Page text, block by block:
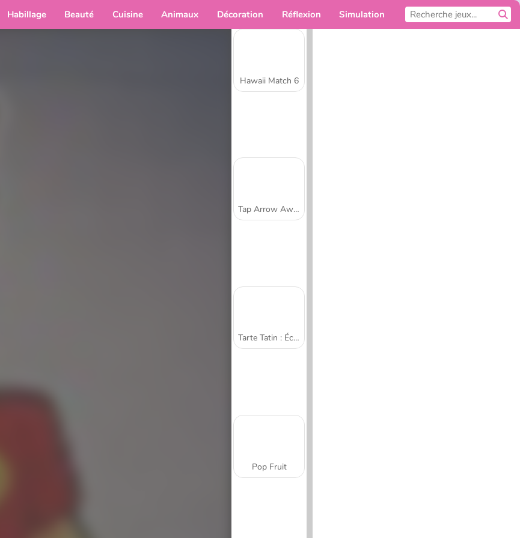
Habillage Beauté Cuisine Animaux Décoration Réflexion Simulation
Hawaii Match 6
Tap Arrow Away
Tarte Tatin : École de cuisine de Sara
Pop Fruit